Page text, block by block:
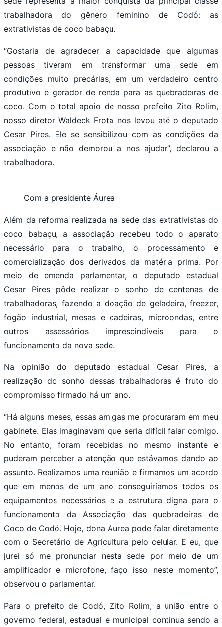
trabalhadora do gênero feminino de Codó: as
extrativistas de coco babaçu.
“Gostaria de agradecer a capacidade que algumas
pessoas tiveram em transformar uma sede em
condições muito precárias, em um verdadeiro centro
produtivo e gerador de renda para as quebradeiras de
coco. Com o total apoio de nosso prefeito Zito Rolim,
nosso diretor Waldeck Frota nos levou até o deputado
Cesar Pires. Ele se sensibilizou com as condições da
associação e não demorou a nos ajudar”, declarou a
trabalhadora.
Com a presidente Áurea
Além da reforma realizada na sede das extrativistas do
coco babaçu, a associação recebeu todo o aparato
necessário para o trabalho, o processamento e
comercialização dos derivados da matéria prima. Por
meio de emenda parlamentar, o deputado estadual
Cesar Pires pôde realizar o sonho de centenas de
trabalhadoras, fazendo a doação de geladeira, freezer,
fogão industrial, mesas e cadeiras, microondas, entre
outros assessórios imprescindíveis para o
funcionamento da nova sede.
Na opinião do deputado estadual Cesar Pires, a
realização do sonho dessas trabalhadoras é fruto do
compromisso firmado há um ano.
“Há alguns meses, essas amigas me procuraram em meu
gabinete. Elas imaginavam que seria difícil falar comigo.
No entanto, foram recebidas no mesmo instante e
puderam perceber a atenção que estávamos dando ao
assunto. Realizamos uma reunião e firmamos um acordo
que em menos de um ano conseguiríamos todos os
equipamentos necessários e a estrutura digna para o
funcionamento da Associação das quebradeiras de
Coco de Codó. Hoje, dona Aurea pode falar diretamente
com o Secretário de Agricultura pelo celular. E eu, que
jurei só me pronunciar nesta sede por meio de um
amplificador e microfone, faço isso neste momento”,
observou o parlamentar.
Para o prefeito de Codó, Zito Rolim, a união entre o
governo federal, estadual e municipal continua sendo a